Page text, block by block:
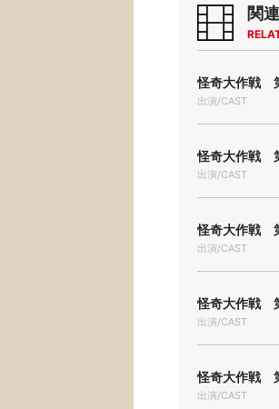
関
怪奇大作戦
出演/CAST
怪奇大作戦
出演/CAST
怪奇大作戦
出演/CAST
怪奇大作戦
出演/CAST
怪奇大作戦
出演/CAST